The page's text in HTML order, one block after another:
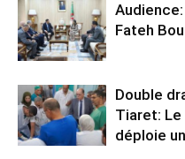
Fateh
Double
Tiaret:
déploie